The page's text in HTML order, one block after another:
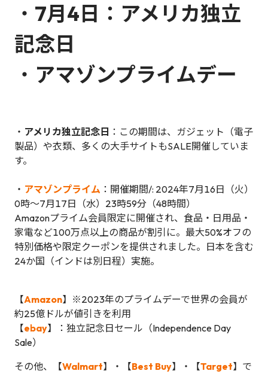
・ 7月4日：アメリカ独立
記念日
・ アマゾンプライムデー
・ アメリカ独立記念日 ：この期間は、ガジェット（電子
製品）や衣類、多くの大手サイトもSALE開催していま
す。
・ アマゾンプライム ：開催期間/: 2024年7月16日（火）
0時～7月17日（水）23時59分（48時間）
Amazonプライム会員限定に開催され、食品・日用品・
家電など100万点以上の商品が割引に。最大50%オフの
特別価格や限定クーポンを提供されました。日本を含む
24か国（インドは別日程）実施。
【Amazon】※2023年のプライムデーで世界の会員が
約25億ドルが値引きを利用
【ebay】：独立記念日セール（Independence Day
Sale）
その他、【Walmart】・【Best Buy】・【Target】で